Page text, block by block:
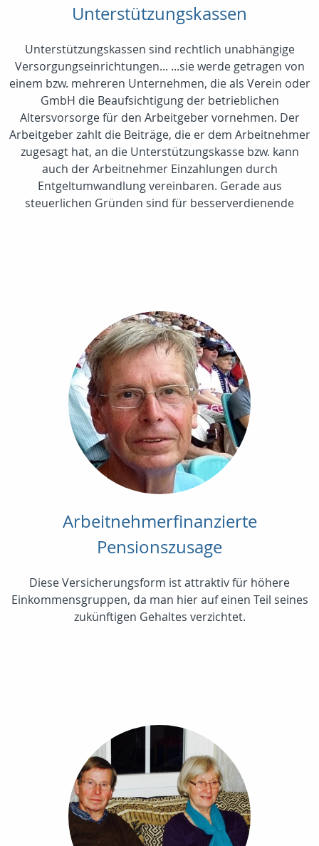
Unterstützungskassen
Unterstützungskassen sind rechtlich unabhängige
Versorgungseinrichtungen... ...sie werde getragen von
einem bzw. mehreren Unternehmen, die als Verein oder
GmbH die Beaufsichtigung der betrieblichen
Altersvorsorge für den Arbeitgeber vornehmen. Der
Arbeitgeber zahlt die Beiträge, die er dem Arbeitnehmer
zugesagt hat, an die Unterstützungskasse bzw. kann
auch der Arbeitnehmer Einzahlungen durch
Entgeltumwandlung vereinbaren. Gerade aus
steuerlichen Gründen sind für besserverdienende
Arbeitnehmerfinanzierte
Pensionszusage
Diese Versicherungsform ist attraktiv für höhere
Einkommensgruppen, da man hier auf einen Teil seines
zukünftigen Gehaltes verzichtet.